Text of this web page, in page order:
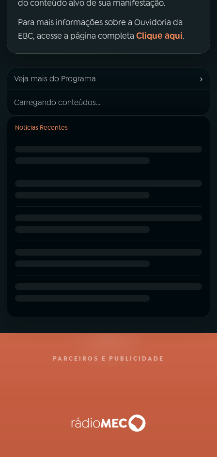
do conteúdo alvo de sua manifestação.
Para mais informações sobre a Ouvidoria da
EBC, acesse a página completa Clique aqui.
Veja mais do Programa ›
Carregando conteúdos...
Notícias Recentes
PARCEIROS E PUBLICIDADE